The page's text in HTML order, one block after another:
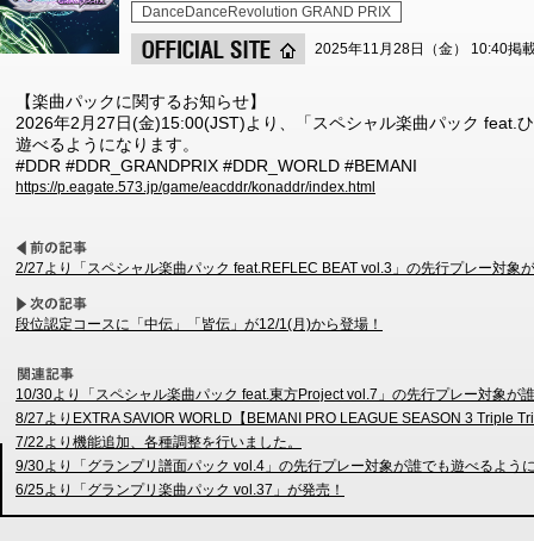
DanceDanceRevolution GRAND PRIX
2025年11月28日（金） 10:40掲
【楽曲パックに関するお知らせ】
2026年2月27日(金)15:00(JST)より、「スペシャル楽曲パック feat.
遊べるようになります。
#DDR #DDR_GRANDPRIX #DDR_WORLD #BEMANI
https://p.eagate.573.jp/game/eacddr/konaddr/index.html
2/27より「スペシャル楽曲パック feat.REFLEC BEAT vol.3」の先行プレー対象
段位認定コースに「中伝」「皆伝」が12/1(月)から登場！
10/30より「スペシャル楽曲パック feat.東方Project vol.7」の先行プレー対象が
8/27よりEXTRA SAVIOR WORLD【BEMANI PRO LEAGUE SEASON 3 Triple
7/22より機能追加、各種調整を行いました。
9/30より「グランプリ譜面パック vol.4」の先行プレー対象が誰でも遊べるよう
6/25より「グランプリ楽曲パック vol.37」が発売！